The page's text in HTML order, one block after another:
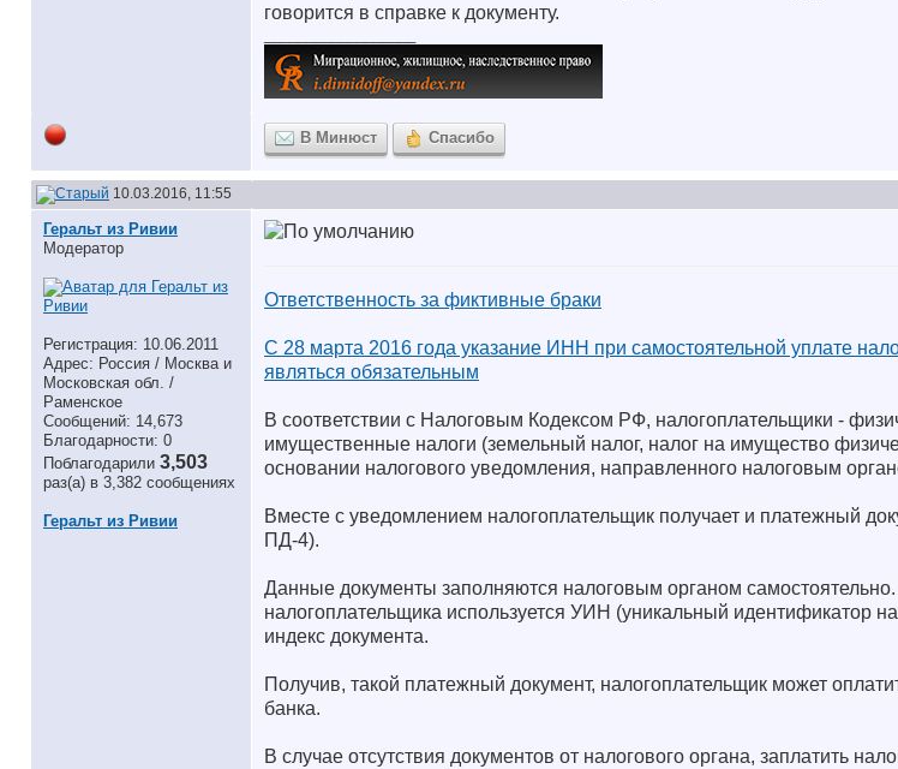
говорится в справке к документу.
В Минюст Спасибо
10.03.2016, 11:55
Геральт из Ривии
Модератор
Регистрация: 10.06.2011
Адрес: Россия / Москва и
Московская обл. /
Раменское
Сообщений: 14,673
Благодарности: 0
Поблагодарили 3,503
раз(а) в 3,382 сообщениях
Геральт из Ривии
Ответственность за фиктивные браки
C 28 марта 2016 года указание ИНН при самостоятельной уплате
являться обязательным
В соответствии с Налоговым Кодексом РФ, налогоплательщики -
имущественные налоги (земельный налог, налог на имущество
основании налогового уведомления, направленного налоговым
Вместе с уведомлением налогоплательщик получает и платежный
ПД-4).
Данные документы заполняются налоговым органом
налогоплательщика используется УИН (уникальный идентификатор
индекс документа.
Получив, такой платежный документ, налогоплательщик может
банка.
В случае отсутствия документов от налогового органа, заплатить